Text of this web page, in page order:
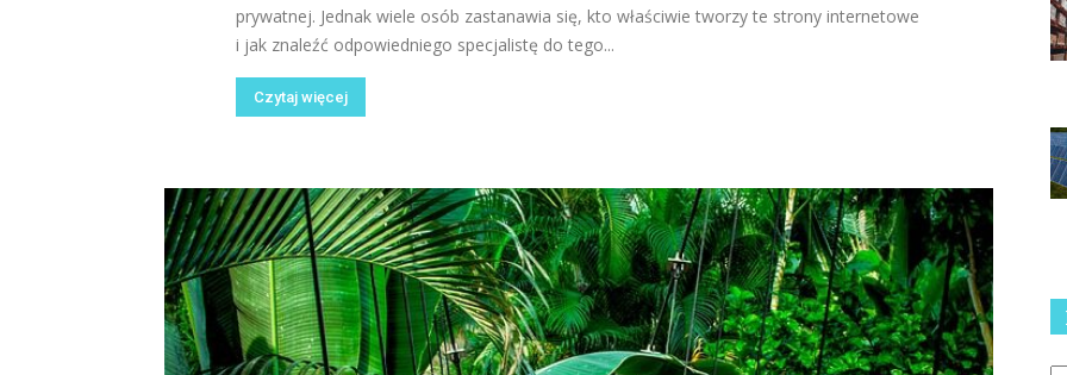
prywatnej. Jednak wiele osób zastanawia się, kto właściwie tworzy te strony internetowe
i jak znaleźć odpowiedniego specjalistę do tego...
Czytaj więcej